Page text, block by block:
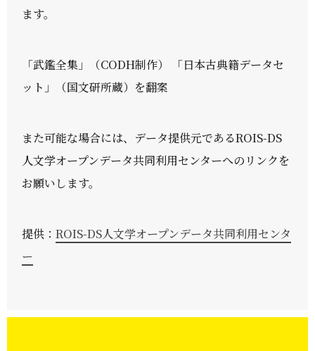
ます。
「武鑑全集」（CODH制作） 「日本古典籍データセ
ット」（国文研所蔵）を翻案
また可能な場合には、データ提供元であるROIS-DS
人文学オープンデータ共同利用センターへのリンクを
お願いします。
提供：ROIS-DS人文学オープンデータ共同利用センタ
ー